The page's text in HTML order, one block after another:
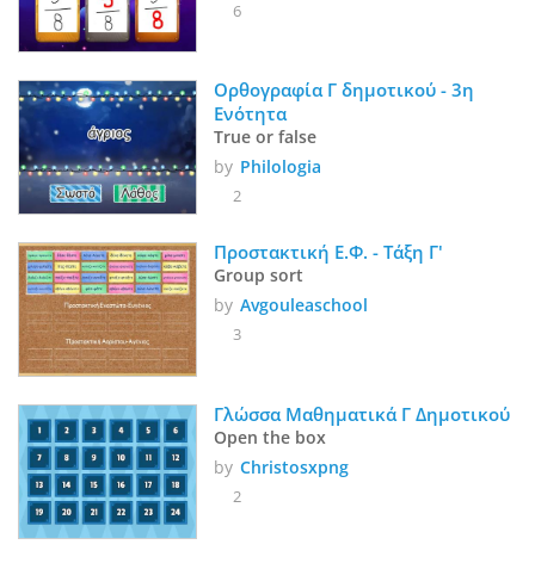
6
Ορθογραφία Γ δημοτικού - 3η
Ενότητα
True or false
by Philologia
2
Προστακτική Ε.Φ. - Τάξη Γ'
Group sort
by Avgouleaschool
3
Γλώσσα Μαθηματικά Γ Δημοτικού
Open the box
by Christosxpng
2